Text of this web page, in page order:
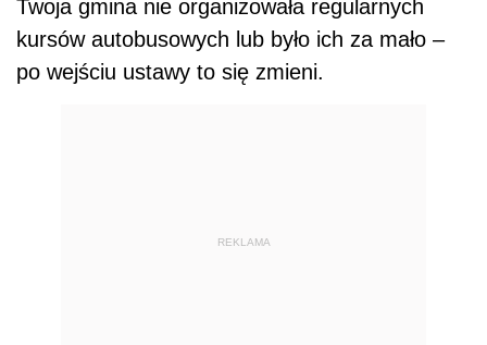
Twoja gmina nie organizowała regularnych
kursów autobusowych lub było ich za mało –
po wejściu ustawy to się zmieni.
REKLAMA